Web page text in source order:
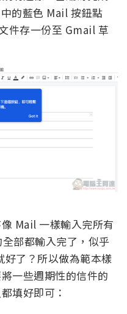
的藍色 Mail 按鈕點
件存一份至 Gmail 草
Mail 一樣輸入完所有
部都輸入完了，似乎
了？所以做為範本樣
一些週期性的信件的
填好即可：